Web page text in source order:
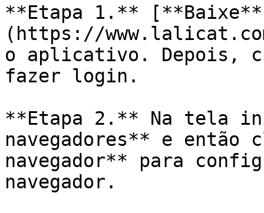
**Etapa 1.**
(https://
o aplicativo. Depois,
fazer login.
**Etapa 2.** Na tela
navegadores** e então
navegador** para
navegador.